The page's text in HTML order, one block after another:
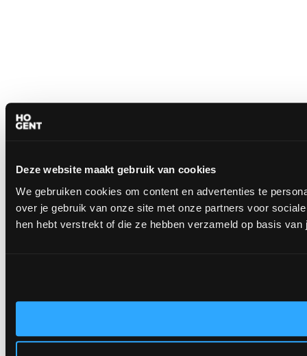
Deze website maakt gebruik van cookies
We gebruiken cookies om content en advertenties te
over je gebruik van onze site met onze partners voor
hen hebt verstrekt of die ze hebben verzameld op basis van